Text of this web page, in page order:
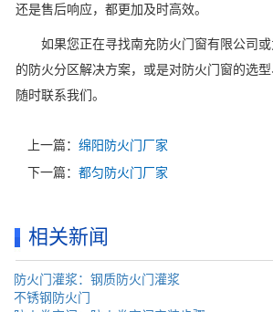
还是售后响应，都更加及时高效。
如果您正在寻找南充防火门窗有限公司或
的防火分区解决方案，或是对防火门窗的选
随时联系我们。
上一篇： 绵阳防火门厂家
下一篇： 都匀防火门厂家
相关新闻
防火门灌浆：钢质防火门灌浆
不锈钢防火门